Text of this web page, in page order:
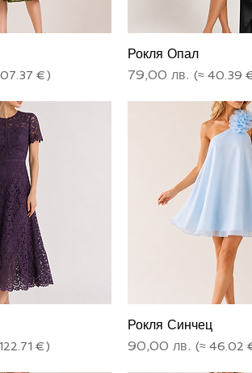
Рокля Опал
Цена
79,00 лв.
Рокля Синчец
Цена
90,00 лв.